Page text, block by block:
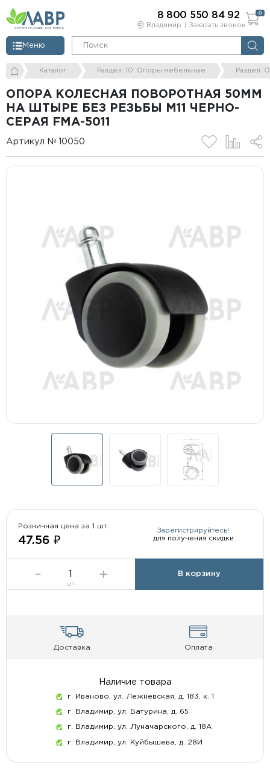
Владимир Заказать звонок
Меню
8 800 550 84 92 0
Каталог Раздел: 10. Опоры мебельные Раздел:
ОПОРА КОЛЕСНАЯ ПОВОРОТНАЯ 50ММ
НА ШТЫРЕ БЕЗ РЕЗЬБЫ M11 ЧЕРНО-
СЕРАЯ FМА-5011
Артикул № 10050
Розничная цена за 1 шт:
47.56 ₽
Зарегистрируйтесь!
для получения скидки
шт
В корзину
Доставка Оплата
Наличие товара
г. Иваново, ул. Лежневская, д. 183, к. 1
г. Владимир, ул. Батурина, д. 65
г. Владимир, ул. Луначарского, д. 18А
г. Владимир, ул. Куйбышева, д. 28И